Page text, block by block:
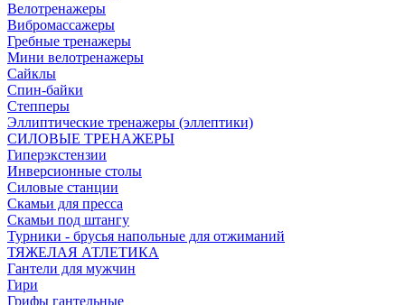
Велотренажеры
Вибромассажеры
Гребные тренажеры
Мини велотренажеры
Сайклы
Спин-байки
Степперы
Эллиптические тренажеры (эллептики)
СИЛОВЫЕ ТРЕНАЖЕРЫ
Гиперэкстензии
Инверсионные столы
Силовые станции
Скамьи для пресса
Скамьи под штангу
Турники - брусья напольные для отжиманий
ТЯЖЕЛАЯ АТЛЕТИКА
Гантели для мужчин
Гири
Грифы гантельные